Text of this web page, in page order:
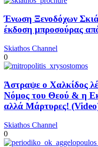
Ένωση Ξενοδόχων
έκδοση μπροσούρας
Skiathos Channel
0
Άστραψε ο Χαλκίδος
Νόμος του Θεού & η
αλλά Μάρτυρες!
Skiathos Channel
0